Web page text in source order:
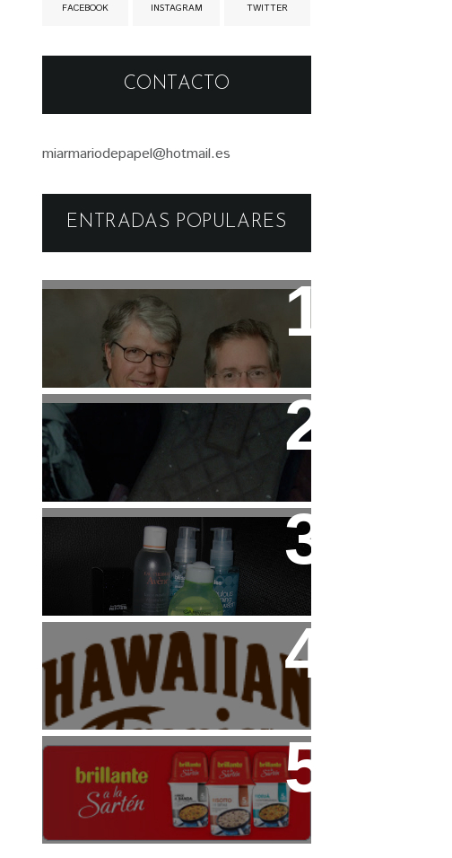
FACEBOOK INSTAGRAM TWITTER
CONTACTO
miarmariodepapel@hotmail.es
ENTRADAS POPULARES
Libros: Serie Pendergast de
Douglas Preston y Lincoln
Tip: Cuidado con las
Sneakers de HAKEI
Beauty: Mi "Rutina" Facial
Haul: Dúo de Productos
Hawaiian Tropic para el
Veranito
Estudio de Opinión: Brillante
a la Sartén